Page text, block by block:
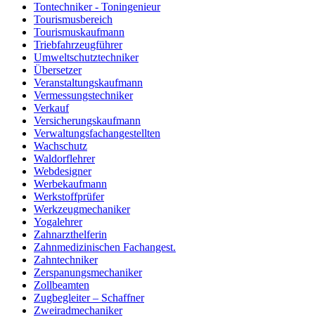
Tontechniker - Toningenieur
Tourismusbereich
Tourismuskaufmann
Triebfahrzeugführer
Umweltschutztechniker
Übersetzer
Veranstaltungskaufmann
Vermessungstechniker
Verkauf
Versicherungskaufmann
Verwaltungsfachangestellten
Wachschutz
Waldorflehrer
Webdesigner
Werbekaufmann
Werkstoffprüfer
Werkzeugmechaniker
Yogalehrer
Zahnarzthelferin
Zahnmedizinischen Fachangest.
Zahntechniker
Zerspanungsmechaniker
Zollbeamten
Zugbegleiter – Schaffner
Zweiradmechaniker